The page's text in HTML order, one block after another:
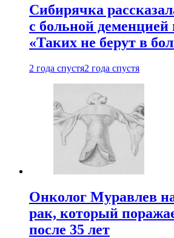
Сибирячка
с больной
«Таких не берут в
2 года спустя2 года спустя
Онколог Муравлев
рак, который
после 35 лет